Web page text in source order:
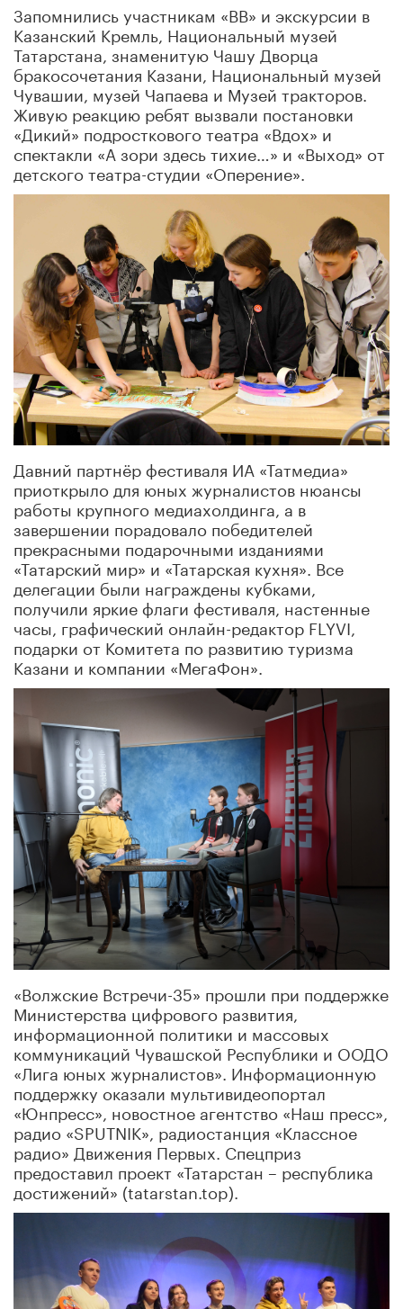
Запомнились участникам «ВВ» и экскурсии в
Казанский Кремль, Национальный музей
Татарстана, знаменитую Чашу Дворца
бракосочетания Казани, Национальный музей
Чувашии, музей Чапаева и Музей тракторов.
Живую реакцию ребят вызвали постановки
«Дикий» подросткового театра «Вдох» и
спектакли «А зори здесь тихие…» и «Выход» от
детского театра-студии «Оперение».
Давний партнёр фестиваля ИА «Татмедиа»
приоткрыло для юных журналистов нюансы
работы крупного медиахолдинга, а в
завершении порадовало победителей
прекрасными подарочными изданиями
«Татарский мир» и «Татарская кухня». Все
делегации были награждены кубками,
получили яркие флаги фестиваля, настенные
часы, графический онлайн-редактор FLYVI,
подарки от Комитета по развитию туризма
Казани и компании «МегаФон».
«Волжские Встречи-35» прошли при поддержке
Министерства цифрового развития,
информационной политики и массовых
коммуникаций Чувашской Республики и ООДО
«Лига юных журналистов». Информационную
поддержку оказали мультивидеопортал
«Юнпресс», новостное агентство «Наш пресс»,
радио «SPUTNIK», радиостанция «Классное
радио» Движения Первых. Спецприз
предоставил проект «Татарстан – республика
достижений» (tatarstan.top).